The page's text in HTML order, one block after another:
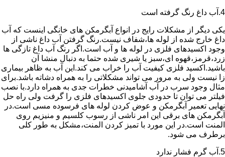
4.آب داغ رنگ گرفته است
یکی دیگر از مشکلات رایج در انواع آبگرمکن های خانگی اینست که آب
داغ خارج شده از لوله ها،شفاف نیست.رنگ گرفتن آب داغ ناشی از
وجود اکسیدهای فلزی در لوله ها و آب است.اگر رنگ آب داغ تازگی ها
زرد،قرمز،قهوه ای،سبز یا شیری شده حتما به دنبال منشا آن
باشید.اکسید فلزی کیفیت آب را خراب می کند.این آب به ظاهر بیماری
زا نیست ولی به مرور می تواند مشکلاتی را به همراه دشاته باشد.برای
مثال وجود سرب در آب آشامیدنی خطرات جدی به همراه دارد.با نصب
فیلتر می توان تا حدودی جلوی اکسیدهای فلزی را گرفت ولی راه حل
نهایی تعمیر آبگرمکن و عوض کردن لوله های فرسوده مسی است.در
آبگرمکن های برقی این امر ناشی از رسوب کلسیم و منیزیم روی
المنت است.در این مورد با تمیز کردن المنت،مشکل به طور کلی
برطرف می شود.
5.آب گرم فشار ندارد